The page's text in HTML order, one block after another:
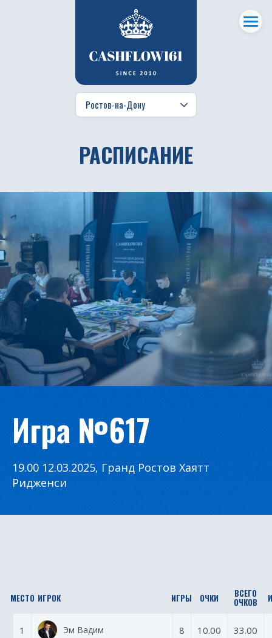
РАСПИСАНИЕ
Игра №617
19.00 12.03.2025, Гранд Ростов Хаятт
Ридженси
МЕСТО ИГРОК ИГРЫ ОЧКИ ВСЕГО
ОЧКОВ
1 Эм Вадим 8 10.00 33.00